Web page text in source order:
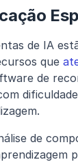
de IA
que
de
de